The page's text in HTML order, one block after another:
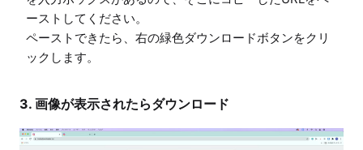
ーストしてください。
ペーストできたら、右の緑色ダウンロードボタンをクリ
3. 画像が表示されたらダウンロード